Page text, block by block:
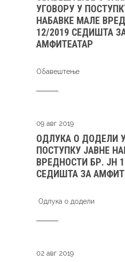
УГОВОРУ У
НАБАВКЕ МАЛЕ
12/2019 СЕДИШТА
АМФИТЕАТАР
Oбавештење
09 авг 2019
ОДЛУКА О ДОДЕЛИ
ПОСТУПКУ ЈАВНЕ
ВРЕДНОСТИ БР. ЈН
СЕДИШТА ЗА
Oдлука о додели
02 авг 2019